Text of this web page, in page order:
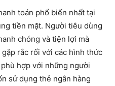
toán phổ biến nhất tại
tiền mặt. Người tiêu dùng
chóng và tiện lợi mà
rắc rối với các hình thức
hợp với những người
sử dụng thẻ ngân hàng